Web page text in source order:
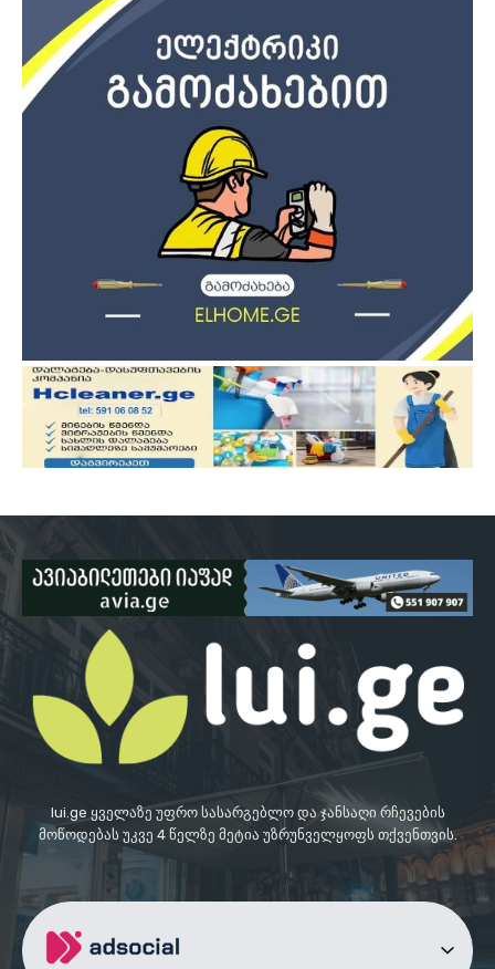
lui.ge ყველაზე უფრო სასარგებლო და ჯანსაღი რჩევების
მოწოდებას უკვე 4 წელზე მეტია უზრუნველყოფს თქვენთვის.